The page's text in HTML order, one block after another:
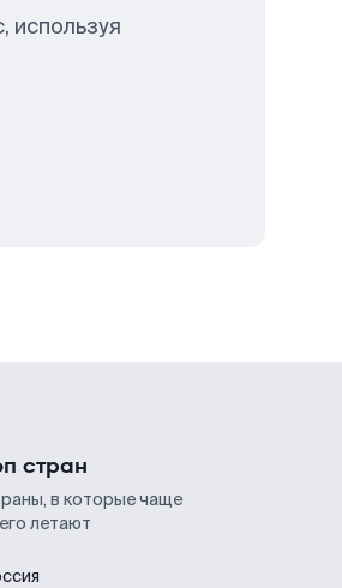
стран
в которые чаще
летают